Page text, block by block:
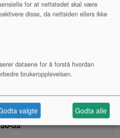
KRAFTIG, K&M 100-
50-55
for at nettstedet skal være
disse, da nettsiden ellers ikke
dataene for å forstå hvordan
brukeropplevelsen.
valgte Godta alle